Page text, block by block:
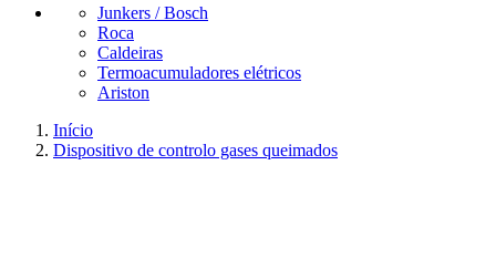
Junkers / Bosch
Roca
Caldeiras
Termoacumuladores elétricos
Ariston
Início
Dispositivo de controlo gases queimados